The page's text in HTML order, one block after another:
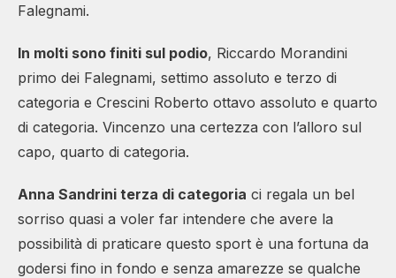
Falegnami.
In molti sono finiti sul podio, Riccardo Morandini
primo dei Falegnami, settimo assoluto e terzo di
categoria e Crescini Roberto ottavo assoluto e quarto
di categoria. Vincenzo una certezza con l’alloro sul
capo, quarto di categoria.
Anna Sandrini terza di categoria ci regala un bel
sorriso quasi a voler far intendere che avere la
possibilità di praticare questo sport è una fortuna da
godersi fino in fondo e senza amarezze se qualche